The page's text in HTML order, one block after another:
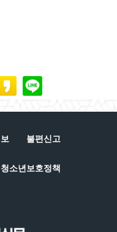
불편신고
청소년보호정책